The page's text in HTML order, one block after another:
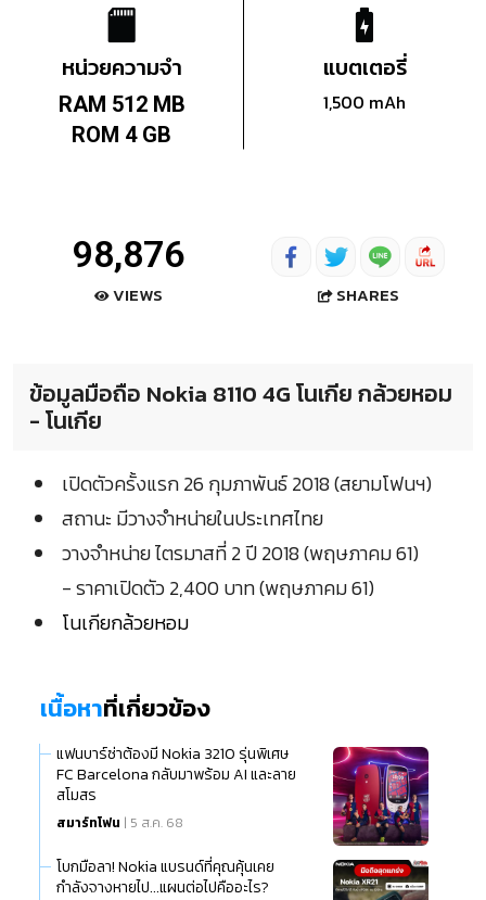
หน่วยความจำ
RAM 512 MB
ROM 4 GB
แบตเตอรี่
1,500 mAh
98,876
VIEWS SHARES
ข้อมูลมือถือ Nokia 8110 4G โนเกีย กล้วยหอม
- โนเกีย
เปิดตัวครั้งแรก 26 กุมภาพันธ์ 2018 (สยามโฟนฯ)
สถานะ มีวางจำหน่ายในประเทศไทย
วางจำหน่าย ไตรมาสที่ 2 ปี 2018 (พฤษภาคม 61)
- ราคาเปิดตัว 2,400 บาท (พฤษภาคม 61)
โนเกียกล้วยหอม
เนื้อหาที่เกี่ยวข้อง
แฟนบาร์ซ่าต้องมี Nokia 3210 รุ่นพิเศษ
FC Barcelona กลับมาพร้อม AI และลาย
สโมสร
สมาร์ทโฟน | 5 ส.ค. 68
โบกมือลา! Nokia แบรนด์ที่คุณคุ้นเคย
กำลังจางหายไป...แผนต่อไปคืออะไร?